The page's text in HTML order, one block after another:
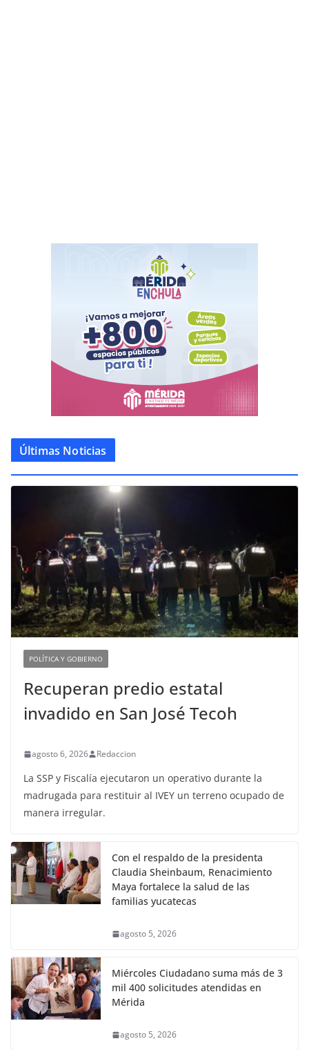
Últimas Noticias
POLÍTICA Y GOBIERNO
Recuperan predio estatal
invadido en San José Tecoh
agosto 6, 2026 Redaccion
La SSP y Fiscalía ejecutaron un operativo durante la
madrugada para restituir al IVEY un terreno ocupado de
manera irregular.
Con el respaldo de la presidenta
Claudia Sheinbaum, Renacimiento
Maya fortalece la salud de las
familias yucatecas
agosto 5, 2026
Miércoles Ciudadano suma más de 3
mil 400 solicitudes atendidas en
Mérida
agosto 5, 2026